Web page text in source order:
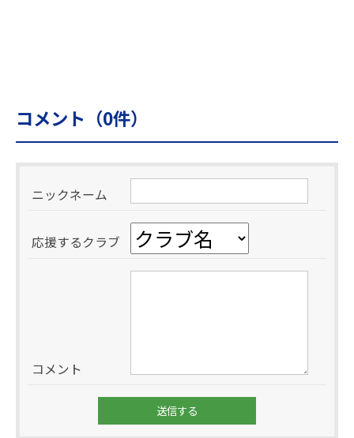
コメント（0件）
ニックネーム
応援するクラブ
コメント